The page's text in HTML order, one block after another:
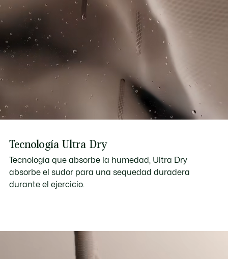
sechage_naturelI
Buenas prácticas
Lavar, secar, planchar, doblar: descubre todos los consejos prácticos
para el correcto cuidado de tu polo Lacoste.
Descubrir
Tecnología Ultra Dry
Tecnología que absorbe la humedad, Ultra Dry
absorbe el sudor para una sequedad duradera
durante el ejercicio.